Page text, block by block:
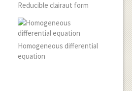
2x } }{
2 } -
\frac {
1 }{ 2 }
Reducible clairaut form
Homogeneous differential
equation